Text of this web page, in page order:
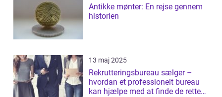
Antikke mønter: En rejse gennem
historien
13 maj 2025
Rekrutteringsbureau sælger –
hvordan et professionelt bureau
kan hjælpe med at finde de rette